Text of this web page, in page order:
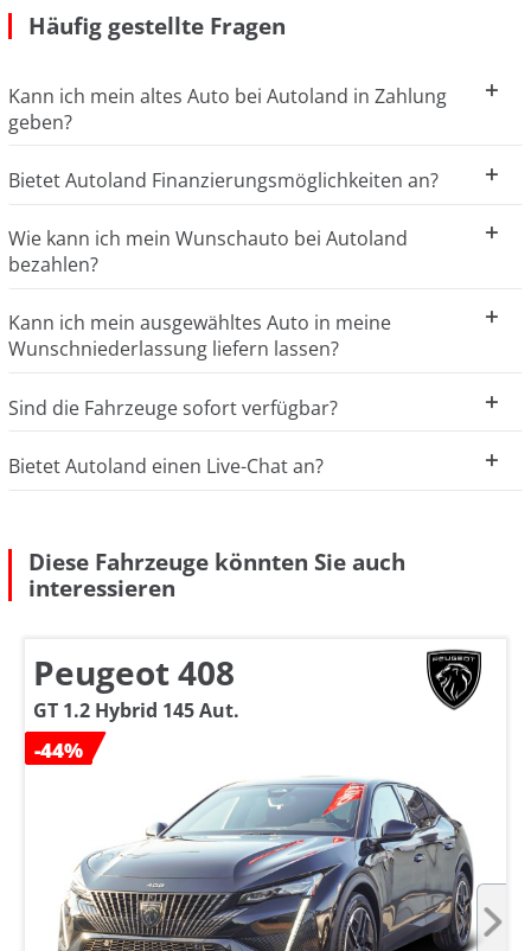
Häufig gestellte Fragen
Kann ich mein altes Auto bei Autoland in Zahlung
geben?
Bietet Autoland Finanzierungsmöglichkeiten an?
Wie kann ich mein Wunschauto bei Autoland
bezahlen?
Kann ich mein ausgewähltes Auto in meine
Wunschniederlassung liefern lassen?
Sind die Fahrzeuge sofort verfügbar?
Bietet Autoland einen Live-Chat an?
Diese Fahrzeuge könnten Sie auch
interessieren
Peugeot 408
GT 1.2 Hybrid 145 Aut.
-44%